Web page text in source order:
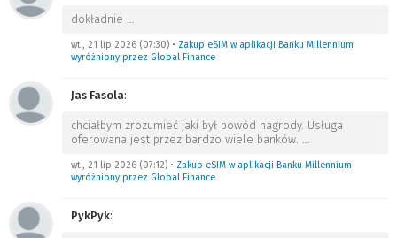
dokładnie …
wt., 21 lip 2026 (07:30) • Zakup eSIM w aplikacji Banku Millennium
wyróżniony przez Global Finance
Jas Fasola:
chciałbym zrozumieć jaki był powód nagrody. Usługa
oferowana jest przez bardzo wiele banków. …
wt., 21 lip 2026 (07:12) • Zakup eSIM w aplikacji Banku Millennium
wyróżniony przez Global Finance
PykPyk: